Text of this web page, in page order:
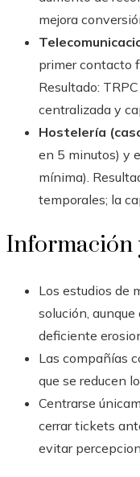
mejora
primer contacto
Resultado:
centralizada y
Hostelería
en 5 minutos) y
mínima).
temporales; la
Información
Los estudios de
solución,
deficiente
Las compañías
que se reducen
Centrarse
cerrar tickets
evitar